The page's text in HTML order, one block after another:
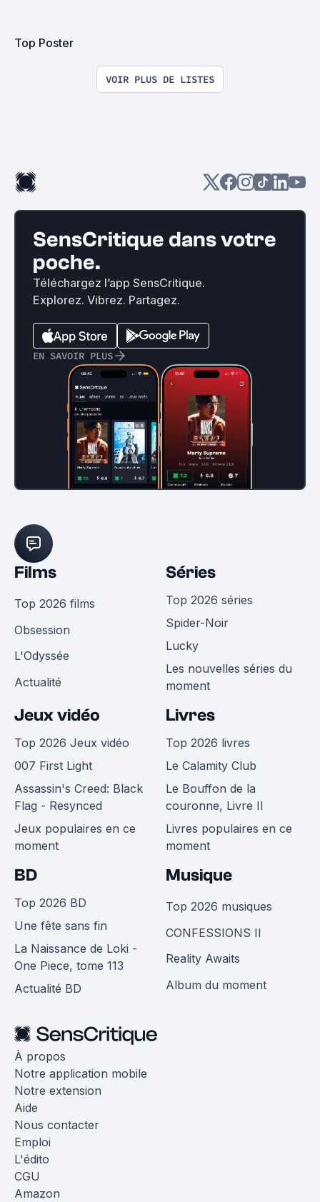
Top Poster
VOIR PLUS DE LISTES
SensCritique dans votre
poche.
Téléchargez l’app SensCritique.
Explorez. Vibrez. Partagez.
EN SAVOIR PLUS
Films
Top 2026 films
Obsession
L'Odyssée
Actualité
Séries
Top 2026 séries
Spider-Noir
Lucky
Les nouvelles séries du
moment
Jeux vidéo
Top 2026 Jeux vidéo
007 First Light
Assassin's Creed: Black
Flag - Resynced
Jeux populaires en ce
moment
Livres
Top 2026 livres
Le Calamity Club
Le Bouffon de la
couronne, Livre II
Livres populaires en ce
moment
BD
Top 2026 BD
Une fête sans fin
La Naissance de Loki -
One Piece, tome 113
Actualité BD
Musique
Top 2026 musiques
CONFESSIONS II
Reality Awaits
Album du moment
À propos
Notre application mobile
Notre extension
Aide
Nous contacter
Emploi
L'édito
CGU
Amazon